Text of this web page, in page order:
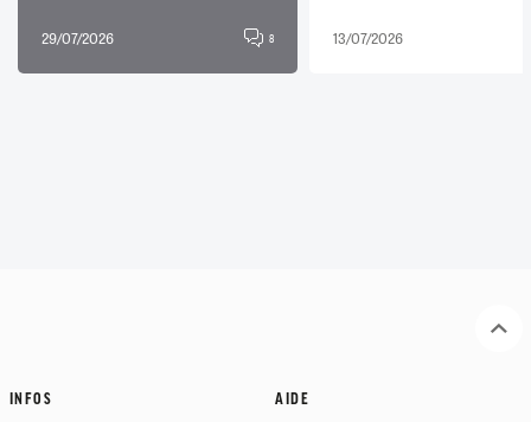
29/07/2026 8 13/07/2026
INFOS AIDE